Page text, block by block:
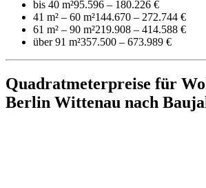
bis 40 m²95.596 – 180.226 €
41 m² – 60 m²144.670 – 272.744 €
61 m² – 90 m²219.908 – 414.588 €
über 91 m²357.500 – 673.989 €
Quadratmeterpreise für
Berlin Wittenau nach